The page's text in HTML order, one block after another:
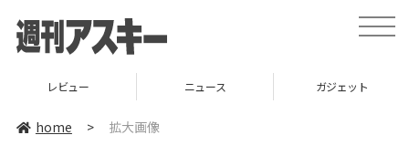
toggle
レビュー ニュース ガジェット
home > 拡大画像